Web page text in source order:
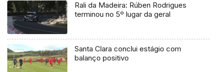
Rali da Madeira: Rúben Rodrigues
terminou no 5º lugar da geral
Santa Clara conclui estágio com
balanço positivo